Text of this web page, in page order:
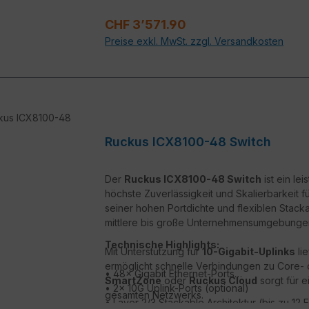
Der Switch bietet eine hohe Portdichte,
Unternehmen, die eine leistungsfähige und
Verkaufspreis:
CHF 3’571.90
Preise exkl. MwSt. zzgl. Versandkosten
Ruckus ICX8100-48 Switch
Der Ruckus ICX8100-48 Switch ist ein
höchste Zuverlässigkeit und Skalierbarkeit
seiner hohen Portdichte und flexiblen
mittlere bis große
Mit Unterstützung für10-Gigabit-Uplinks
ermöglicht schnelle Verbindungen zu
SmartZoneoderRuckus Cloud sorgt für
gesamten Netzwerks.
Technische Highlights:
• 48× Gigabit Ethernet-Ports
• 2× 10G Uplink-Ports (optional)
• Layer 2/3 Stackable Architektur (bis zu 12